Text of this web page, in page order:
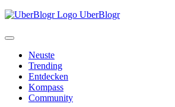
UberBlogr
Neuste
Trending
Entdecken
Kompass
Community